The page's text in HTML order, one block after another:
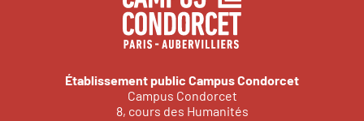
Établissement public Campus Condorcet
Campus Condorcet
8, cours des Humanités